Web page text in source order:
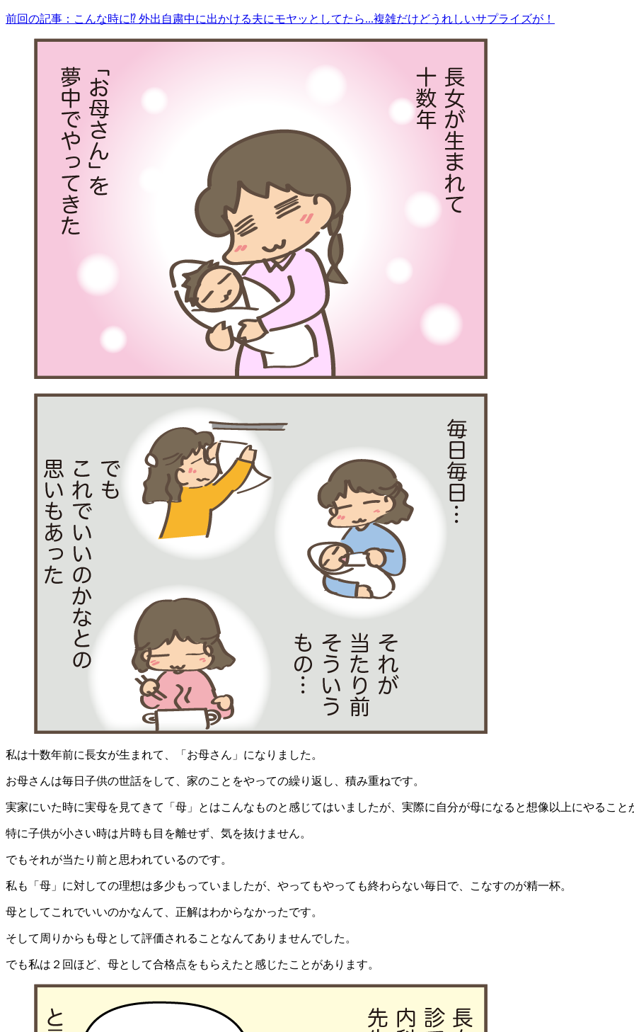
前回の記事：こんな時に⁉ 外出自粛中に出かける夫にモヤッとしてたら...複雑だけどうれしいサプライズが！
私は十数年前に長女が生まれて、「お母さん」になりました。
お母さんは毎日子供の世話をして、家のことをやっての繰り返し、積み重ねです。
実家にいた時に実母を見てきて「母」とはこんなものと感じてはいましたが、実際に自分が母になると想像以上にやること
特に子供が小さい時は片時も目を離せず、気を抜けません。
でもそれが当たり前と思われているのです。
私も「母」に対しての理想は多少もっていましたが、やってもやっても終わらない毎日で、こなすのが精一杯。
母としてこれでいいのかなんて、正解はわからなかったです。
そして周りからも母として評価されることなんてありませんでした。
でも私は２回ほど、母として合格点をもらえたと感じたことがあります。